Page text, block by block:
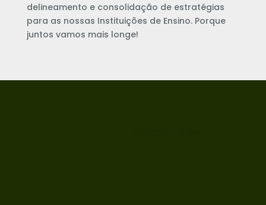
delineamento e consolidação de estratégias
para as nossas Instituições de Ensino. Porque
juntos vamos mais longe!